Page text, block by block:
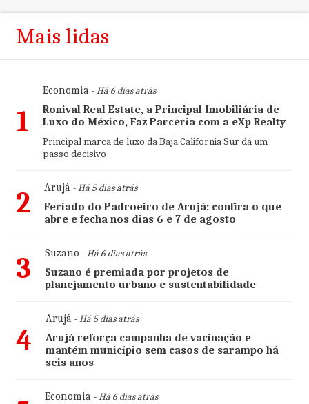
Mais lidas
1
Economia- Há 6 dias atrás
Ronival Real Estate, a Principal Imobiliária de
Luxo do México, Faz Parceria com a eXp Realty
Principal marca de luxo da Baja California Sur dá um
passo decisivo
2 Arujá- Há 5 dias atrás
Feriado do Padroeiro de Arujá: confira o que
abre e fecha nos dias 6 e 7 de agosto
3 Suzano - Há 6 dias atrás
Suzano é premiada por projetos de
planejamento urbano e sustentabilidade
4
Arujá- Há 5 dias atrás
Arujá reforça campanha de vacinação e
mantém município sem casos de sarampo há
seis anos
Economia- Há 6 dias atrás